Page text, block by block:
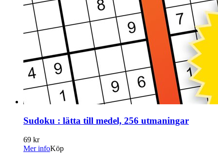
Sudoku : lätta till medel, 256 utmaningar
69 kr
Mer infoKöp